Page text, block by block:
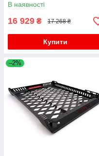
В наявності
16 929 ₴ 17 268 ₴
Купити
–2%